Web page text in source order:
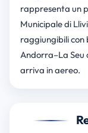
rappresenta un
Municipale di
raggiungibili
Andorra–La Seu
arriva in aereo.